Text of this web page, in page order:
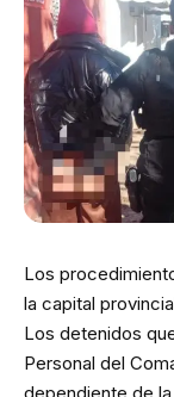
Los
la capital
Los detenidos
Personal del